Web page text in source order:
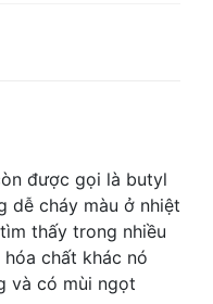
được gọi là butyl
dễ cháy màu ở nhiệt
thấy trong nhiều
chất khác nó
và có mùi ngọt